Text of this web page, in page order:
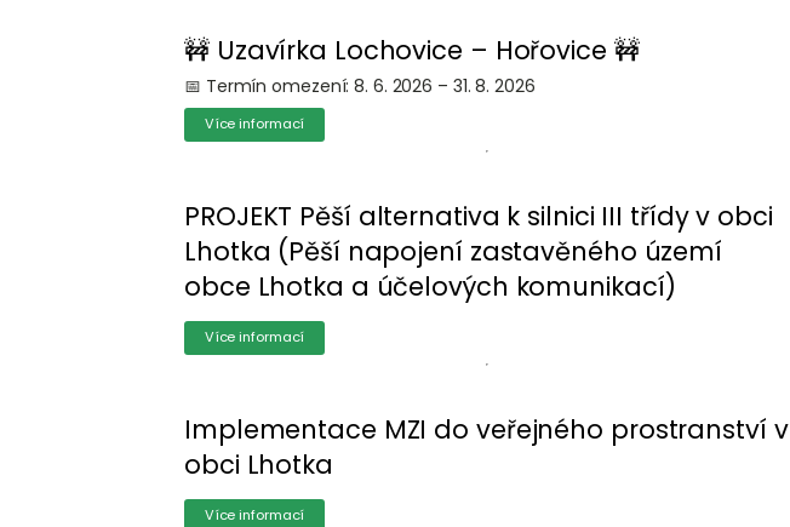
🚧 Uzavírka Lochovice – Hořovice 🚧
📅 Termín omezení: 8. 6. 2026 – 31. 8. 2026
Více informací
PROJEKT Pěší alternativa k silnici III třídy v obci
Lhotka (Pěší napojení zastavěného území
obce Lhotka a účelových komunikací)
Více informací
Implementace MZI do veřejného prostranství v
obci Lhotka
Více informací